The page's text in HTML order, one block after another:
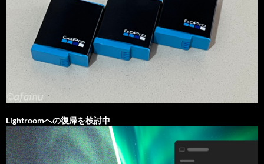
Lightroomへの復帰を検討中